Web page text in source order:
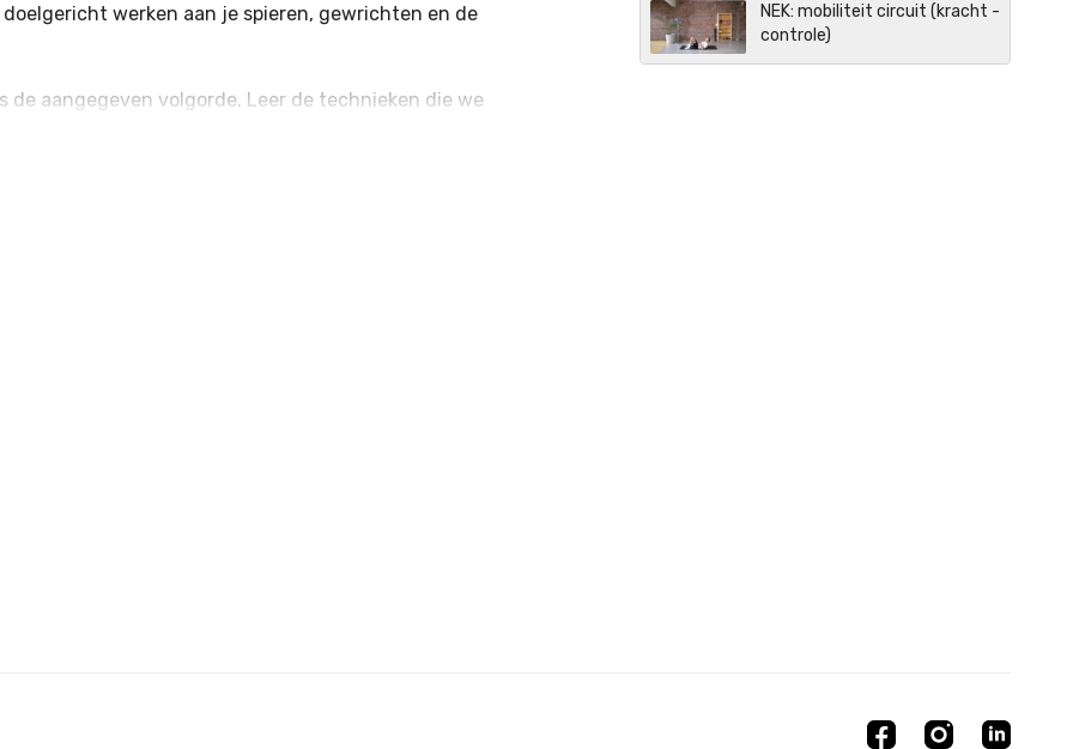
werken aan je spieren, gewrichten en de
aangegeven volgorde. Leer de technieken die we
op lange termijn progressie.
NEK: mobiliteit circuit (kracht -
controle)